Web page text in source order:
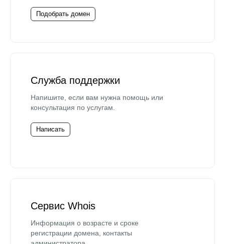
Подобрать домен
Служба поддержки
Напишите, если вам нужна помощь или
консультация по услугам.
Написать
Сервис Whois
Информация о возрасте и сроке
регистрации домена, контакты